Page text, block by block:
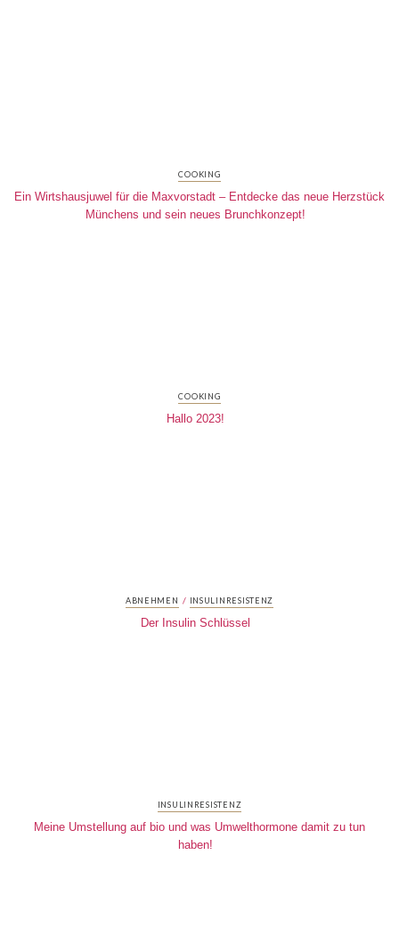
COOKING
Ein Wirtshausjuwel für die Maxvorstadt – Entdecke das neue Herzstück
Münchens und sein neues Brunchkonzept!
COOKING
Hallo 2023!
ABNEHMEN / INSULINRESISTENZ
Der Insulin Schlüssel
INSULINRESISTENZ
Meine Umstellung auf bio und was Umwelthormone damit zu tun
haben!